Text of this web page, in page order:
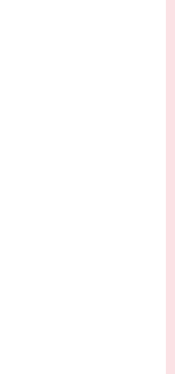
ちょこっと揚
えびの風味が